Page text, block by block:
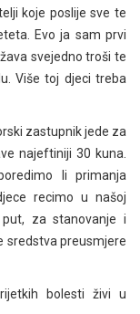
koje poslije sve te
Evo ja sam prvi
svejedno troši te
Više toj djeci treba
zastupnik jede za
najeftiniji 30 kuna.
li primanja
recimo u našoj
za stanovanje i
sredstva preusmjere
bolesti živi u